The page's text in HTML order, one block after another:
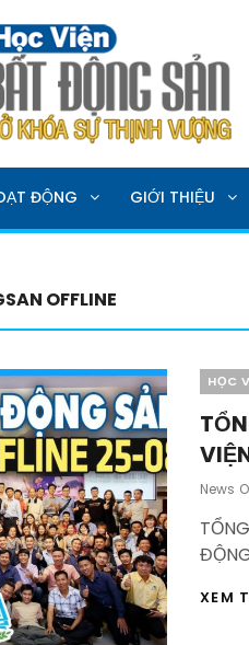
ĐỘNG SẢN
ĐỘNG GIỚI THIỆU
OFFLINE
HỌC
News
XEM